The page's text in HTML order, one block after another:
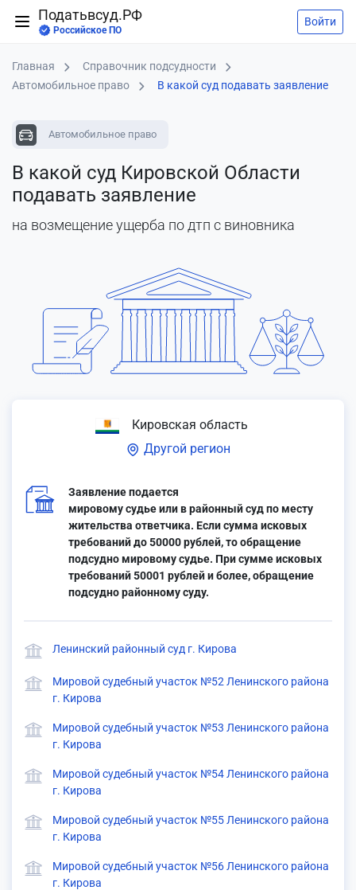
Податьвсуд.РФ
Российское ПО
Войти
Главная
Справочник подсудности
Автомобильное право
В какой суд подавать заявление
Автомобильное право
В какой суд Кировской Области
подавать заявление
на возмещение ущерба по дтп с виновника
Кировская область
Другой регион
Заявление подается
мировому судье или в районный суд по месту
жительства ответчика. Если сумма исковых
требований до 50000 рублей, то обращение
подсудно мировому судье. При сумме исковых
требований 50001 рублей и более, обращение
подсудно районному суду.
Ленинский районный суд г. Кирова
Мировой судебный участок №52 Ленинского района
г. Кирова
Мировой судебный участок №53 Ленинского района
г. Кирова
Мировой судебный участок №54 Ленинского района
г. Кирова
Мировой судебный участок №55 Ленинского района
г. Кирова
Мировой судебный участок №56 Ленинского района
г. Кирова